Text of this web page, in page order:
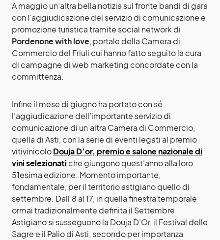
A maggio un’altra bella notizia sul fronte bandi di gara
con l’aggiudicazione del servizio di comunicazione e
promozione turistica tramite social network di
Pordenone with love, portale della Camera di
Commercio del Friuli cui hanno fatto seguito la cura
di campagne di web marketing concordate con la
committenza.
Infine il mese di giugno ha portato con sé
l’aggiudicazione dell’importante servizio di
comunicazione di un’altra Camera di Commercio,
quella di Asti, con la serie di eventi legati al premio
vitivinicoloDouja D’or, premio e salone nazionale di
vini selezionati che giungono quest’anno alla loro
51esima edizione. Momento importante,
fondamentale, per il territorio astigiano quello di
settembre. Dall’8 al 17, in quella finestra temporale
ormai tradizionalmente definita il Settembre
Astigiano si susseguono la Douja D’Or, il Festival delle
Sagre e il Palio di Asti, secondo per importanza